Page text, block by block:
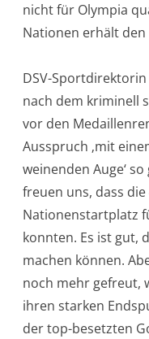
nicht für Olympia
Nationen erhält
DSV-
nach dem kriminell
vor den
Ausspruch ‚mit
weinenden Auge‘
freuen uns, dass
Nationenstartplatz
konnten. Es ist gut,
machen können.
noch mehr gefreut,
ihren starken
der top-besetzten